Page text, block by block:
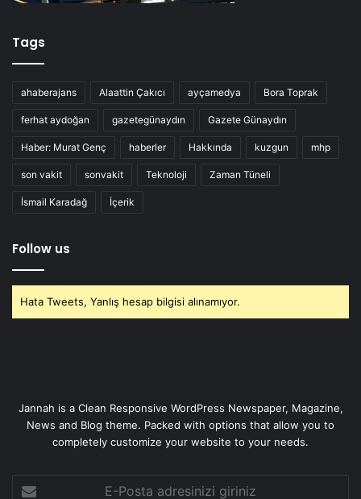
Tags
ahaberajans Alaattin Çakıcı ayçamedya Bora Toprak
ferhat aydoğan gazetegünaydın Gazete Günaydın
Haber: Murat Genç haberler Hakkında kuzgun mhp
son vakit sonvakit Teknoloji Zaman Tüneli
İsmail Karadağ İçerik
Follow us
Hata Tweets, Yanlış hesap bilgisi alınamıyor.
Jannah is a Clean Responsive WordPress Newspaper, Magazine,
News and Blog theme. Packed with options that allow you to
completely customize your website to your needs.
E-